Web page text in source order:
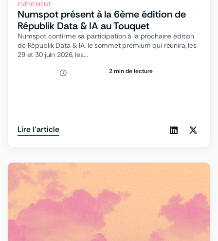
EVÈNEMENT
Numspot présent à la 6ème édition de
Républik Data & IA au Touquet
Numspot confirme sa participation à la prochaine édition
de Républik Data & IA, le sommet premium qui réunira, les
29 et 30 juin 2026, les...
2 min de lecture
Lire l'article